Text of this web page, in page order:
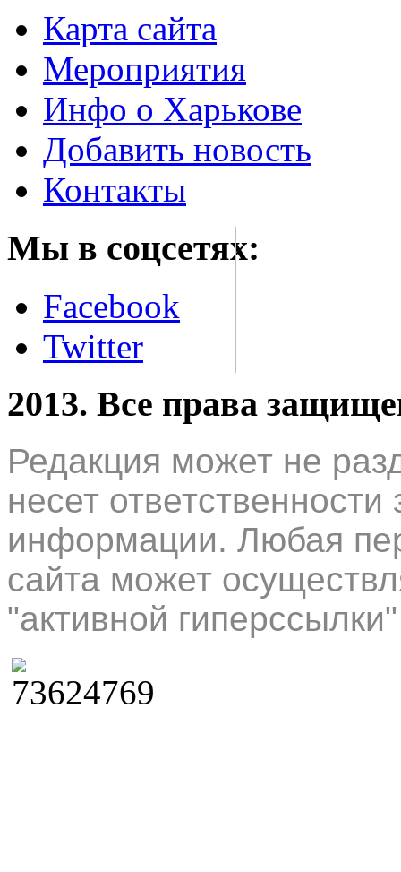
Карта сайта
Мероприятия
Инфо о Харькове
Добавить новость
Контакты
Мы в соцсетях:
Facebook
Twitter
2013. Все права
Редакция может не
несет
информации. Любая
сайта может
"активной